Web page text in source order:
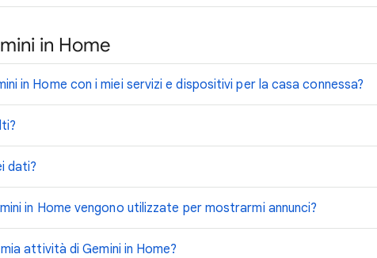
in Home
in Home con i miei servizi e dispositivi per la casa connessa?
dati?
in Home vengono utilizzate per mostrarmi annunci?
attività di Gemini in Home?